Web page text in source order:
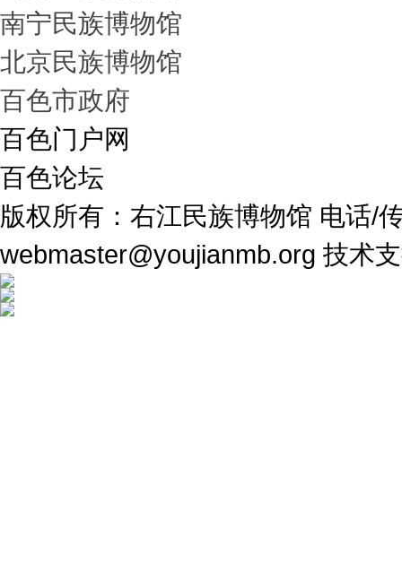
南宁民族博物馆
北京民族博物馆
百色市政府
百色门户网
百色论坛
版权所有：右江民族博物馆 电话/
webmaster@youjianmb.org 技术